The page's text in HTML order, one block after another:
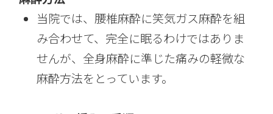
当院では、腰椎麻酔に笑気ガス麻酔を組
み合わせて、完全に眠るわけではありま
せんが、全身麻酔に準じた痛みの軽微な
麻酔方法をとっています。